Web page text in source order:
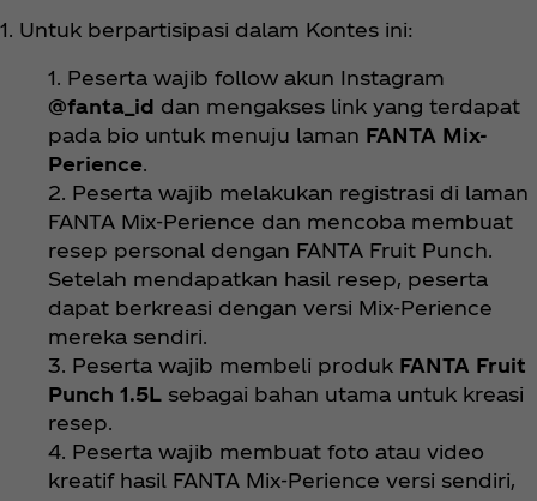
1. Untuk berpartisipasi dalam Kontes ini:
1. Peserta wajib follow akun Instagram
@fanta_id dan mengakses link yang terdapat
pada bio untuk menuju laman FANTA Mix-
Perience.
2. Peserta wajib melakukan registrasi di laman
FANTA Mix-Perience dan mencoba membuat
resep personal dengan FANTA Fruit Punch.
Setelah mendapatkan hasil resep, peserta
dapat berkreasi dengan versi Mix-Perience
mereka sendiri.
3. Peserta wajib membeli produk FANTA Fruit
Punch 1.5L sebagai bahan utama untuk kreasi
resep.
4. Peserta wajib membuat foto atau video
kreatif hasil FANTA Mix-Perience versi sendiri,